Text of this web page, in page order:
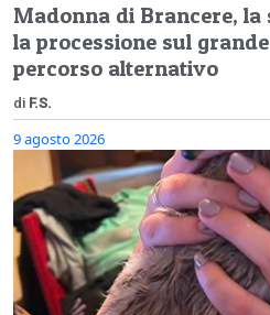
Madonna di Brancere, la
la processione sul
percorso alternativo
di F.S.
9 agosto 2026